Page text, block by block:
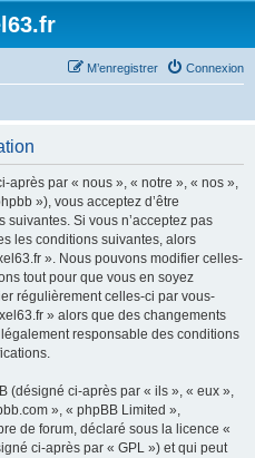
Connexion
M’enregistrer
après par « nous », « notre », « nos »,
»), vous acceptez d’être
Si vous n’acceptez pas
les conditions suivantes, alors
». Nous pouvons modifier celles-
tout pour que vous en soyez
régulièrement celles-ci par vous-
» alors que des changements
responsable des conditions
(désigné ci-après par « ils », « eux »,
», « phpBB Limited »,
de forum, déclaré sous la licence «
ci-après par « GPL ») et qui peut